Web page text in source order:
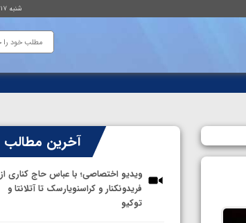
شنبه ۱۷ مرداد ۱۴۰۵ ساعت : ۱۱:۱۶
آخرین مطالب
ویدیو اختصاصی؛ با عباس حاج کناری از
فریدونکنار و کراسنویارسک تا آتلانتا و
توکیو